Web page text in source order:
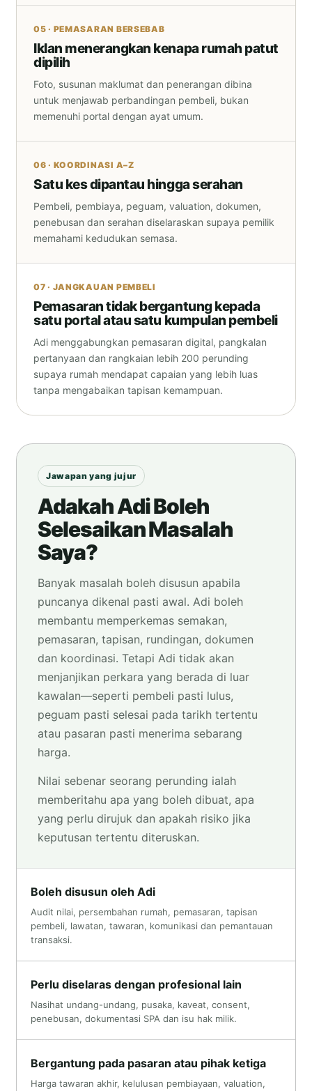
05 · PEMASARAN BERSEBAB
Iklan menerangkan kenapa rumah patut
dipilih
Foto, susunan maklumat dan penerangan dibina
untuk menjawab perbandingan pembeli, bukan
memenuhi portal dengan ayat umum.
06 · KOORDINASI A–Z
Satu kes dipantau hingga serahan
Pembeli, pembiaya, peguam, valuation, dokumen,
penebusan dan serahan diselaraskan supaya pemilik
memahami kedudukan semasa.
07 · JANGKAUAN PEMBELI
Pemasaran tidak bergantung kepada
satu portal atau satu kumpulan pembeli
Adi menggabungkan pemasaran digital, pangkalan
pertanyaan dan rangkaian lebih 200 perunding
supaya rumah mendapat capaian yang lebih luas
tanpa mengabaikan tapisan kemampuan.
Jawapan yang jujur
Adakah Adi Boleh
Selesaikan Masalah
Saya?
Banyak masalah boleh disusun apabila
puncanya dikenal pasti awal. Adi boleh
membantu memperkemas semakan,
pemasaran, tapisan, rundingan, dokumen
dan koordinasi. Tetapi Adi tidak akan
menjanjikan perkara yang berada di luar
kawalan—seperti pembeli pasti lulus,
peguam pasti selesai pada tarikh tertentu
atau pasaran pasti menerima sebarang
harga.
Nilai sebenar seorang perunding ialah
memberitahu apa yang boleh dibuat, apa
yang perlu dirujuk dan apakah risiko jika
keputusan tertentu diteruskan.
Boleh disusun oleh Adi
Audit nilai, persembahan rumah, pemasaran, tapisan
pembeli, lawatan, tawaran, komunikasi dan pemantauan
transaksi.
Perlu diselaras dengan profesional lain
Nasihat undang-undang, pusaka, kaveat, consent,
penebusan, dokumentasi SPA dan isu hak milik.
Bergantung pada pasaran atau pihak ketiga
Harga tawaran akhir, kelulusan pembiayaan, valuation,